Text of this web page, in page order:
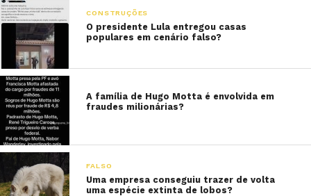
CONSTRUÇÕES
O presidente Lula entregou casas
populares em cenário falso?
A família de Hugo Motta é envolvida em
fraudes milionárias?
FALSO
Uma empresa conseguiu trazer de volta
uma espécie extinta de lobos?